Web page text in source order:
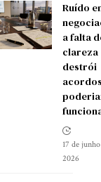
Ruído
a falta
clareza
destrói
17 de
2026